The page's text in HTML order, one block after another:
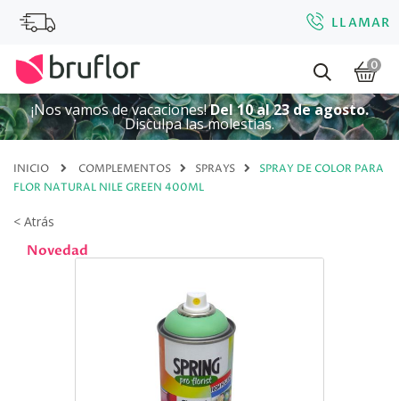
LLAMAR
0
¡Nos vamos de vacaciones!Del 10 al 23 de agosto.
Disculpa las molestias.
INICIO COMPLEMENTOS SPRAYS
SPRAY DE COLOR PARA
FLOR NATURAL NILE GREEN 400ML
< Atrás
Novedad